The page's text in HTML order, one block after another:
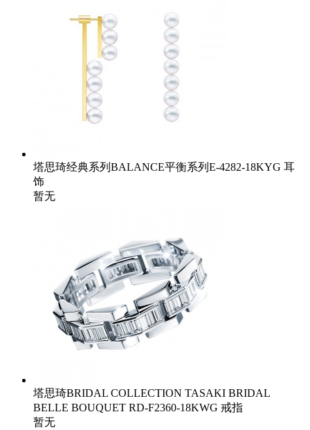
塔思琦经典系列BALANCE平衡系列E-4282-18KYG 耳
饰
暂无
塔思琦BRIDAL COLLECTION TASAKI BRIDAL
BELLE BOUQUET RD-F2360-18KWG 戒指
暂无